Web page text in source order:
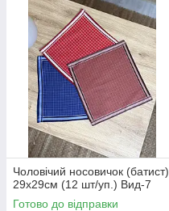
Чоловічий носовичок (батист)
29х29см (12 шт/уп.) Вид-7
Готово до відправки